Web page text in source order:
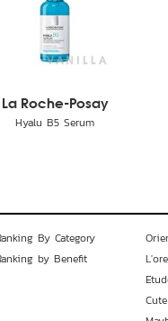
La Roche-Posay
Hyalu B5 Serum
By Category
by Benefit